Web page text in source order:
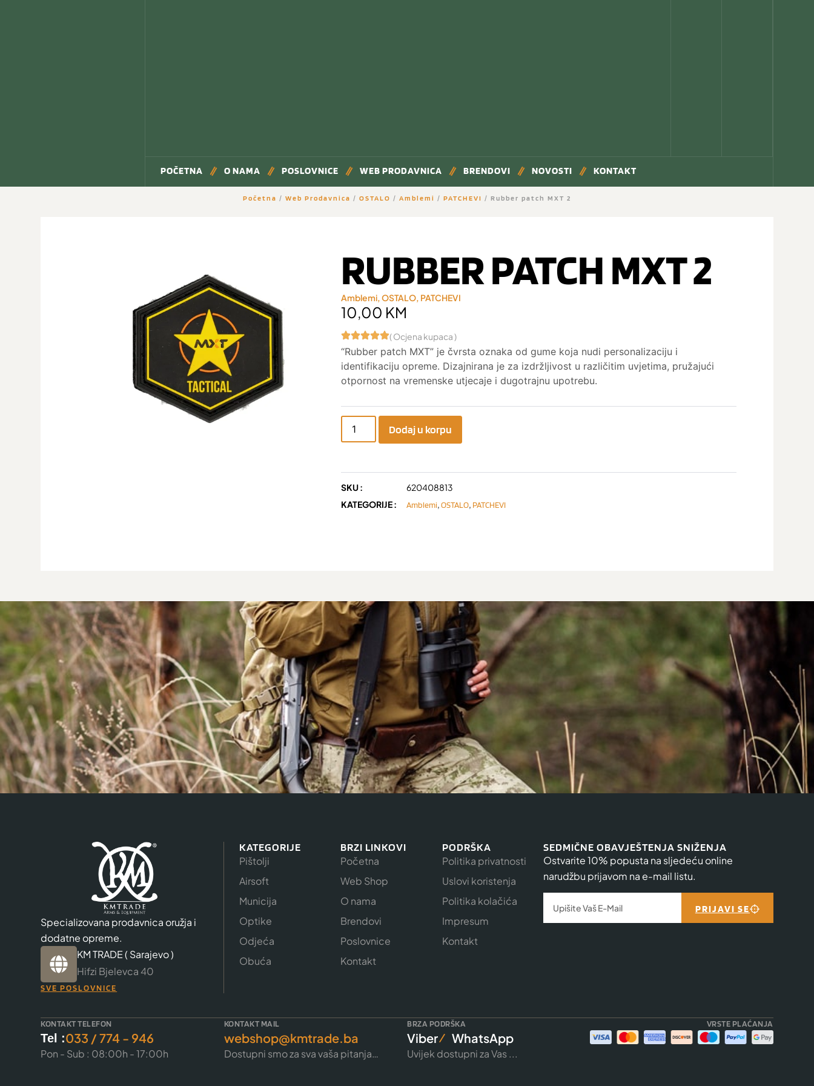
POČETNA O NAMA POSLOVNICE WEB PRODAVNICA BRENDOVI NOVOSTI KONTAKT
Početna / Web Prodavnica / OSTALO / Amblemi / PATCHEVI / Rubber patch MXT 2
RUBBER PATCH MXT 2
Amblemi,OSTALO, PATCHEVI
10,00 KM
( Ocjena kupaca )
“Rubber patch MXT” je čvrsta oznaka od gume koja nudi personalizaciju i
identifikaciju opreme. Dizajnirana je za izdržljivost u različitim uvjetima, pružajući
otpornost na vremenske utjecaje i dugotrajnu upotrebu.
Dodaj u korpu
SKU :
620408813
KATEGORIJE :
Amblemi,OSTALO, PATCHEVI
Specializovana prodavnica oružja i
dodatne opreme.
KM TRADE ( Sarajevo )
Hifzi Bjelevca 40
SVE POSLOVNICE
KATEGORIJE
Pištolji
Airsoft
Municija
Optike
Odjeća
Obuća
BRZI LINKOVI
Početna
Web Shop
O nama
Brendovi
Poslovnice
Kontakt
PODRŠKA
Politika privatnosti
Uslovi koristenja
Politika kolačića
Impresum
Kontakt
SEDMIČNE OBAVJEŠTENJA SNIŽENJA
Ostvarite 10% popusta na sljedeću online
narudžbu prijavom na e-mail listu.
PRIJAVI SE
KONTAKT TELEFON
Tel :033 / 774 - 946
Pon - Sub : 08:00h - 17:00h
KONTAKT MAIL
webshop@kmtrade.ba
Dostupni smo za sva vaša pitanja…
BRZA PODRŠKA
Viber WhatsApp
Uvijek dostupni za Vas ...
VRSTE PLAĆANJA